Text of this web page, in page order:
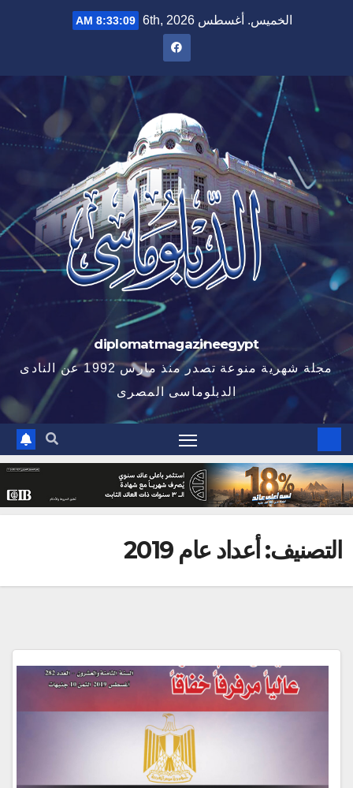
الخميس. أغسطس 6th, 2026 8:33:10 AM
diplomatmagazineegypt
مجلة شهرية منوعة تصدر منذ مارس 1992 عن النادى
الدبلوماسى المصرى
التصنيف: أعداد عام 2019